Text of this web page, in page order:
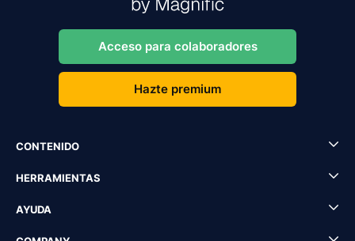
Acceso para colaboradores
Hazte premium
CONTENIDO
HERRAMIENTAS
AYUDA